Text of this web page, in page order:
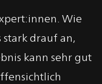
Wie
drauf an,
kann sehr gut